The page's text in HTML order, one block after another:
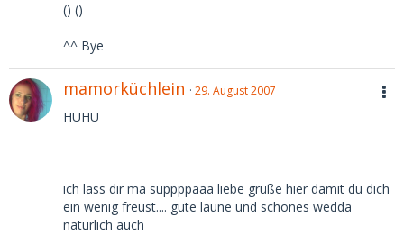
() ()
^^ Bye
mamorküchlein 29. August 2007
HUHU
ich lass dir ma suppppaaa liebe grüße hier damit du dich
ein wenig freust.... gute laune und schönes wedda
natürlich auch